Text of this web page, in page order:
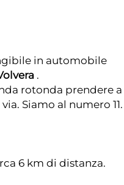
in automobile
.
rotonda prendere a
Siamo al numero 11.
6 km di distanza.